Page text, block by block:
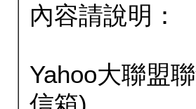
內容請說明：
Yahoo大聯盟